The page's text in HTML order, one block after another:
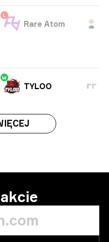
L
Rare Atom
W
TYLOO